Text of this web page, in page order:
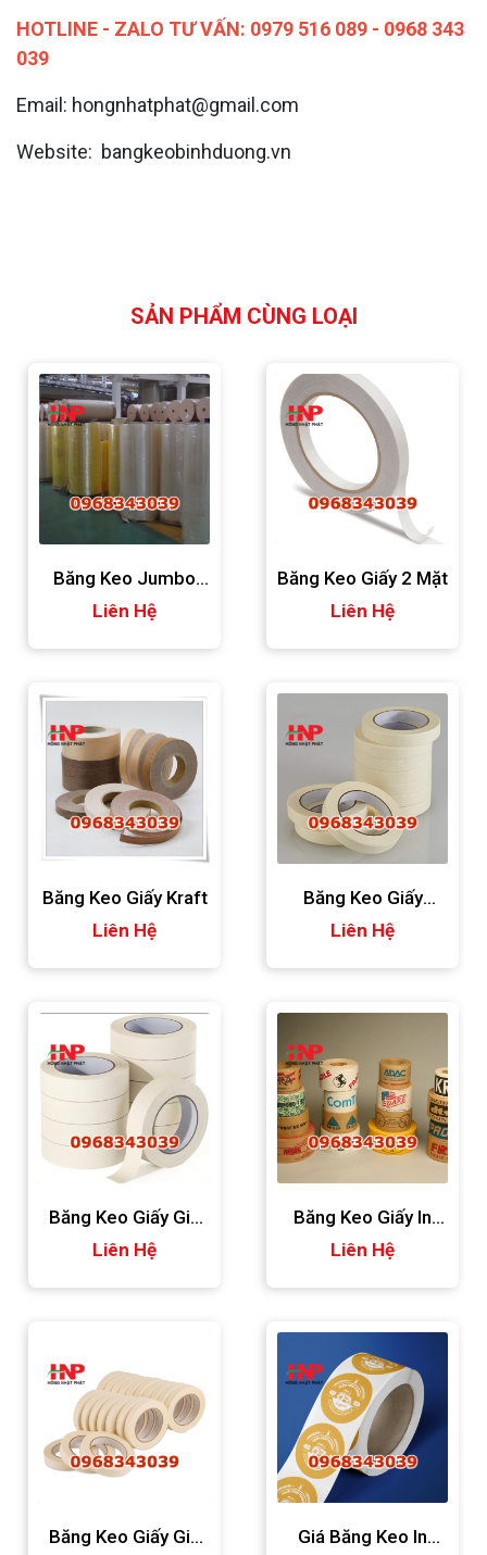
HOTLINE - ZALO TƯ VẤN: 0979 516 089 - 0968 343
039
Email: hongnhatphat@gmail.com
Website: bangkeobinhduong.vn
SẢN PHẨM CÙNG LOẠI
Băng Keo Jumbo
Khổ 1280mm
Liên Hệ
Băng Keo Giấy 2 Mặt
Liên Hệ
Băng Keo Giấy Kraft
Liên Hệ
Băng Keo Giấy
2.4cm
Liên Hệ
Băng Keo Giấy Giá
Rẻ
Liên Hệ
Băng Keo Giấy In
Logo Giá Tốt
Liên Hệ
Băng Keo Giấy Giá
Giá Băng Keo In